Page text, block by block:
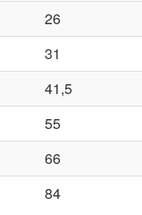
26
31
41,5
55
66
84